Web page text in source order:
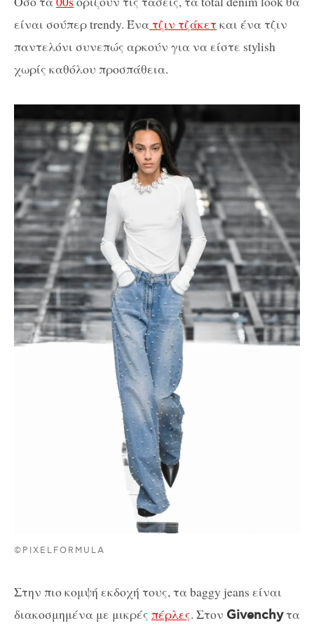
είναι σούπερ trendy. Ένατζιν τζάκετ και ένα τζιν
παντελόνι συνεπώς αρκούν για να είστε stylish
χωρίς καθόλου προσπάθεια.
©PIXELFORMULA
Στην πιο κομψή εκδοχή τους, τα baggy jeans είναι
διακοσμημένα με μικρές πέρλες. Στον Givenchyτα